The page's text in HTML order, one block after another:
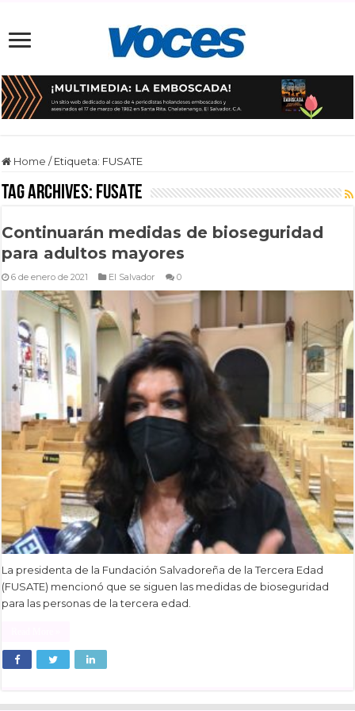
Home / Etiqueta: FUSATE
Tag Archives: FUSATE
Continuarán medidas de bioseguridad
para adultos mayores
6 de enero de 2021 El Salvador 0
La presidenta de la Fundación Salvadoreña de la Tercera Edad
(FUSATE) mencionó que se siguen las medidas de bioseguridad
para las personas de la tercera edad.